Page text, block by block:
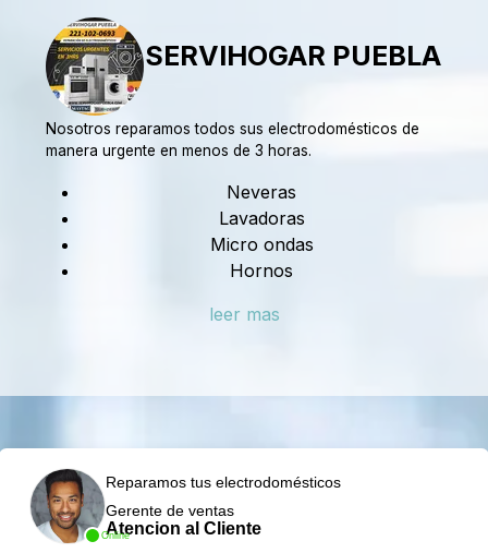
SERVIHOGAR PUEBLA
Nosotros reparamos todos sus electrodomésticos de
manera urgente en menos de 3 horas.
Neveras
Lavadoras
Micro ondas
Hornos
leer mas
Online
Reparamos tus electrodomésticos
Gerente de ventas
Atencion al Cliente